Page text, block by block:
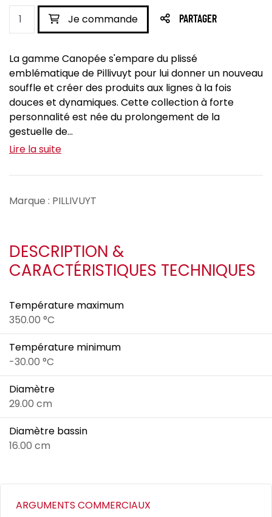
Je commande PARTAGER
La gamme Canopée s'empare du plissé
emblématique de Pillivuyt pour lui donner un nouveau
souffle et créer des produits aux lignes à la fois
douces et dynamiques. Cette collection à forte
personnalité est née du prolongement de la
gestuelle de...
Lire la suite
Marque : PILLIVUYT
DESCRIPTION &
CARACTÉRISTIQUES TECHNIQUES
Température maximum
350.00 °C
Température minimum
-30.00 °C
Diamètre
29.00 cm
Diamètre bassin
16.00 cm
ARGUMENTS COMMERCIAUX